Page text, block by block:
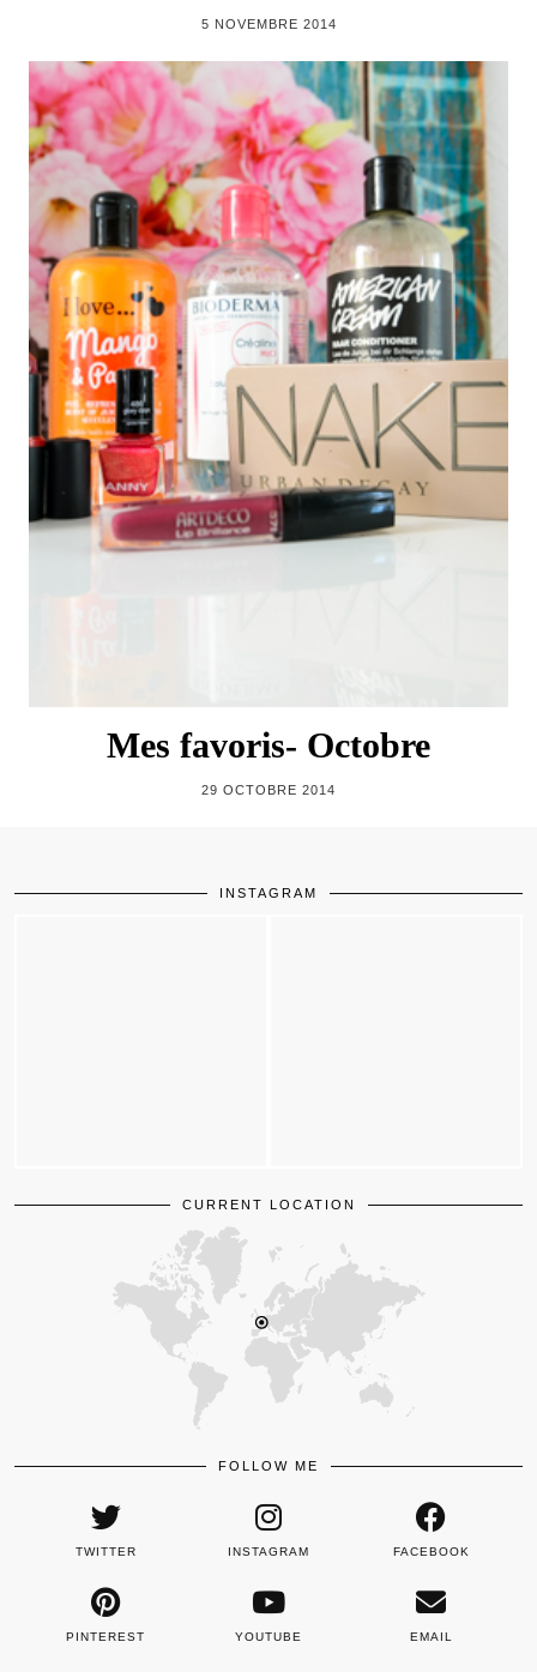
5 NOVEMBRE 2014
Mes favoris- Octobre
29 OCTOBRE 2014
INSTAGRAM
CURRENT LOCATION
FOLLOW ME
TWITTER INSTAGRAM FACEBOOK
PINTEREST YOUTUBE EMAIL